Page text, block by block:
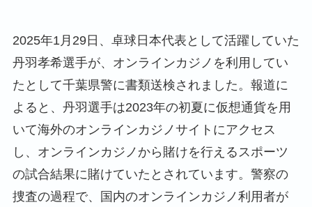
2025年1月29日、卓球日本代表として活躍していた
丹羽孝希選手が、オンラインカジノを利用してい
たとして千葉県警に書類送検されました。報道に
よると、丹羽選手は2023年の初夏に仮想通貨を用
いて海外のオンラインカジノサイトにアクセス
し、オンラインカジノから賭けを行えるスポーツ
の試合結果に賭けていたとされています。警察の
捜査の過程で、国内のオンラインカジノ利用者が